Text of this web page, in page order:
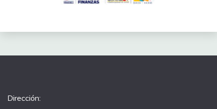
Dirección: